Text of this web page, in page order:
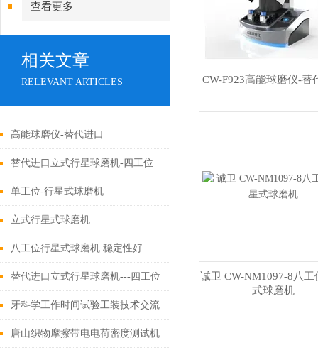
查看更多
相关文章
RELEVANT ARTICLES
高能球磨仪-替代进口
替代进口立式行星球磨机-四工位
单工位-行星式球磨机
立式行星式球磨机
八工位行星式球磨机 稳定性好
替代进口立式行星球磨机---四工位
牙科学工作时间试验工装技术交流
唐山织物摩擦带电电荷密度测试机
CW-F923高能球磨仪-替
诚卫 CW-NM1097-8八工
式球磨机